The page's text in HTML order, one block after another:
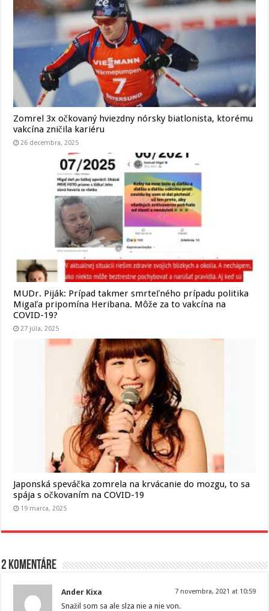
Zomrel 3x očkovaný hviezdny nórsky biatlonista, ktorému
vakcína zničila kariéru
26 decembra, 2025
MUDr. Piják: Prípad takmer smrteľného prípadu politika
Migaľa pripomína Heribana. Môže za to vakcína na
COVID-19?
27 júla, 2025
Japonská speváčka zomrela na krvácanie do mozgu, to sa
spája s očkovaním na COVID-19
19 marca, 2025
2 komentáre
Ander Kixa 7 novembra, 2021 at 10:59
Snažil som sa ale slza nie a nie von.